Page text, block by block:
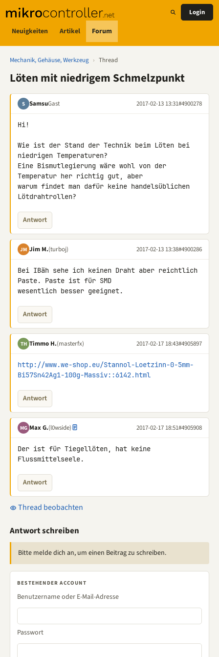
Neuigkeiten Artikel Forum
Login
Mechanik, Gehäuse, Werkzeug › Thread
Löten mit niedrigem Schmelzpunkt
S SamsuGast 2017-02-13 13:31#4900278
Hi!
Wie ist der Stand der Technik beim Löten bei
niedrigen Temperaturen?
Eine Bismutlegierung wäre wohl von der
Temperatur her richtig gut, aber
warum findet man dafür keine handelsüblichen
Lötdrahtrollen?
Antwort
JM Jim M.(turboj) 2017-02-13 13:38#4900286
Bei IBäh sehe ich keinen Draht aber reichtlich
Paste. Paste ist für SMD
wesentlich besser geeignet.
Antwort
TH Timmo H.(masterfx) 2017-02-17 18:43#4905897
http://www.we-shop.eu/Stannol-Loetzinn-0-5mm-
Bi57Sn42Ag1-100g-Massiv::6142.html
Antwort
MG Max G.(l0wside) 2017-02-17 18:51#4905908
Der ist für Tiegellöten, hat keine
Flussmittelseele.
Antwort
Thread beobachten
Antwort schreiben
Bitte melde dich an, um einen Beitrag zu schreiben.
BESTEHENDER ACCOUNT
Benutzername oder E-Mail-Adresse
Passwort